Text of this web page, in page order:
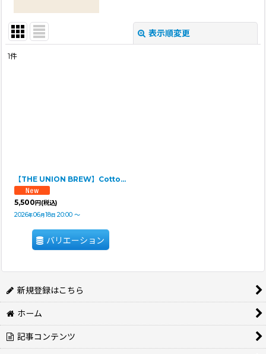
表示順変更
1件
【THE UNION BREW】Cotton Tank
5,500 円 (税込)
2026年06月18日 20:00 ～
バリエーション
新規登録はこちら
ホーム
記事コンテンツ